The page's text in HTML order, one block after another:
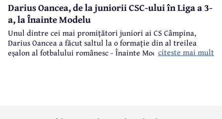
Darius Oancea, de la juniorii CSC-ului în Liga a 3-
a, la Înainte Modelu
Unul dintre cei mai promițători juniori ai CS Câmpina,
Darius Oancea a făcut saltul la o formație din al treilea
eșalon al fotbalului românesc - Înainte Modelu, din județul
citeste mai mult